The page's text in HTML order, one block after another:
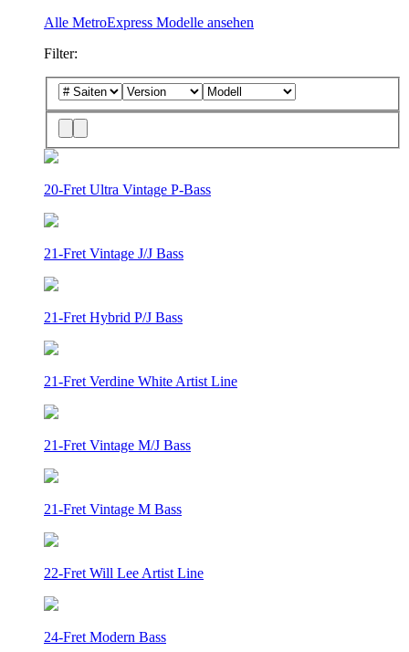
Alle MetroExpress Modelle ansehen
Filter:
20-Fret Ultra Vintage P-Bass
21-Fret Vintage J/J Bass
21-Fret Hybrid P/J Bass
21-Fret Verdine White Artist Line
21-Fret Vintage M/J Bass
21-Fret Vintage M Bass
22-Fret Will Lee Artist Line
24-Fret Modern Bass